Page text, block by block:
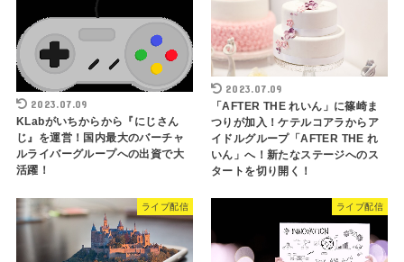
2023.07.09
KLabがいちからから『にじさん
じ』を運営！国内最大のバーチャ
ルライバーグループへの出資で大
活躍！
2023.07.09
「AFTER THE れいん」に篠崎ま
つりが加入！ケテルコアラからア
イドルグループ「AFTER THE れ
いん」へ！新たなステージへのス
タートを切り開く！
ライブ配信 ライブ配信